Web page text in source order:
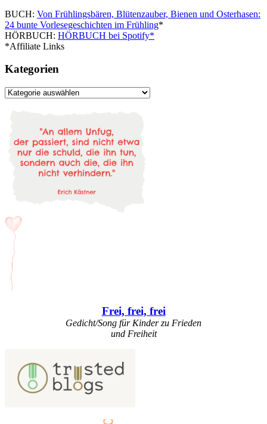
BUCH: Von Frühlingsbären, Blütenzauber, Bienen und Osterhasen:
24 bunte Vorlesegeschichten im Frühling*
HÖRBUCH: HÖRBUCH bei Spotify*
*Affiliate Links
Kategorien
Kategorien
Frei, frei, frei
Gedicht/Song für Kinder zu Frieden
und Freiheit